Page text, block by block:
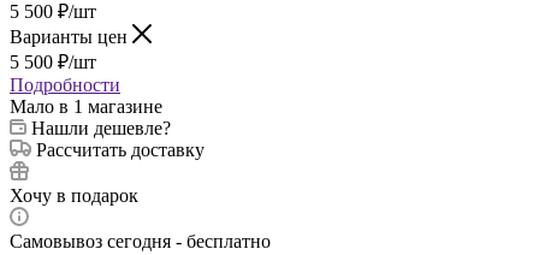
5 500 ₽/шт
Варианты цен
5 500 ₽/шт
Подробности
Мало в 1 магазине
Нашли дешевле?
Рассчитать доставку
Хочу в подарок
Самовывоз сегодня - бесплатно